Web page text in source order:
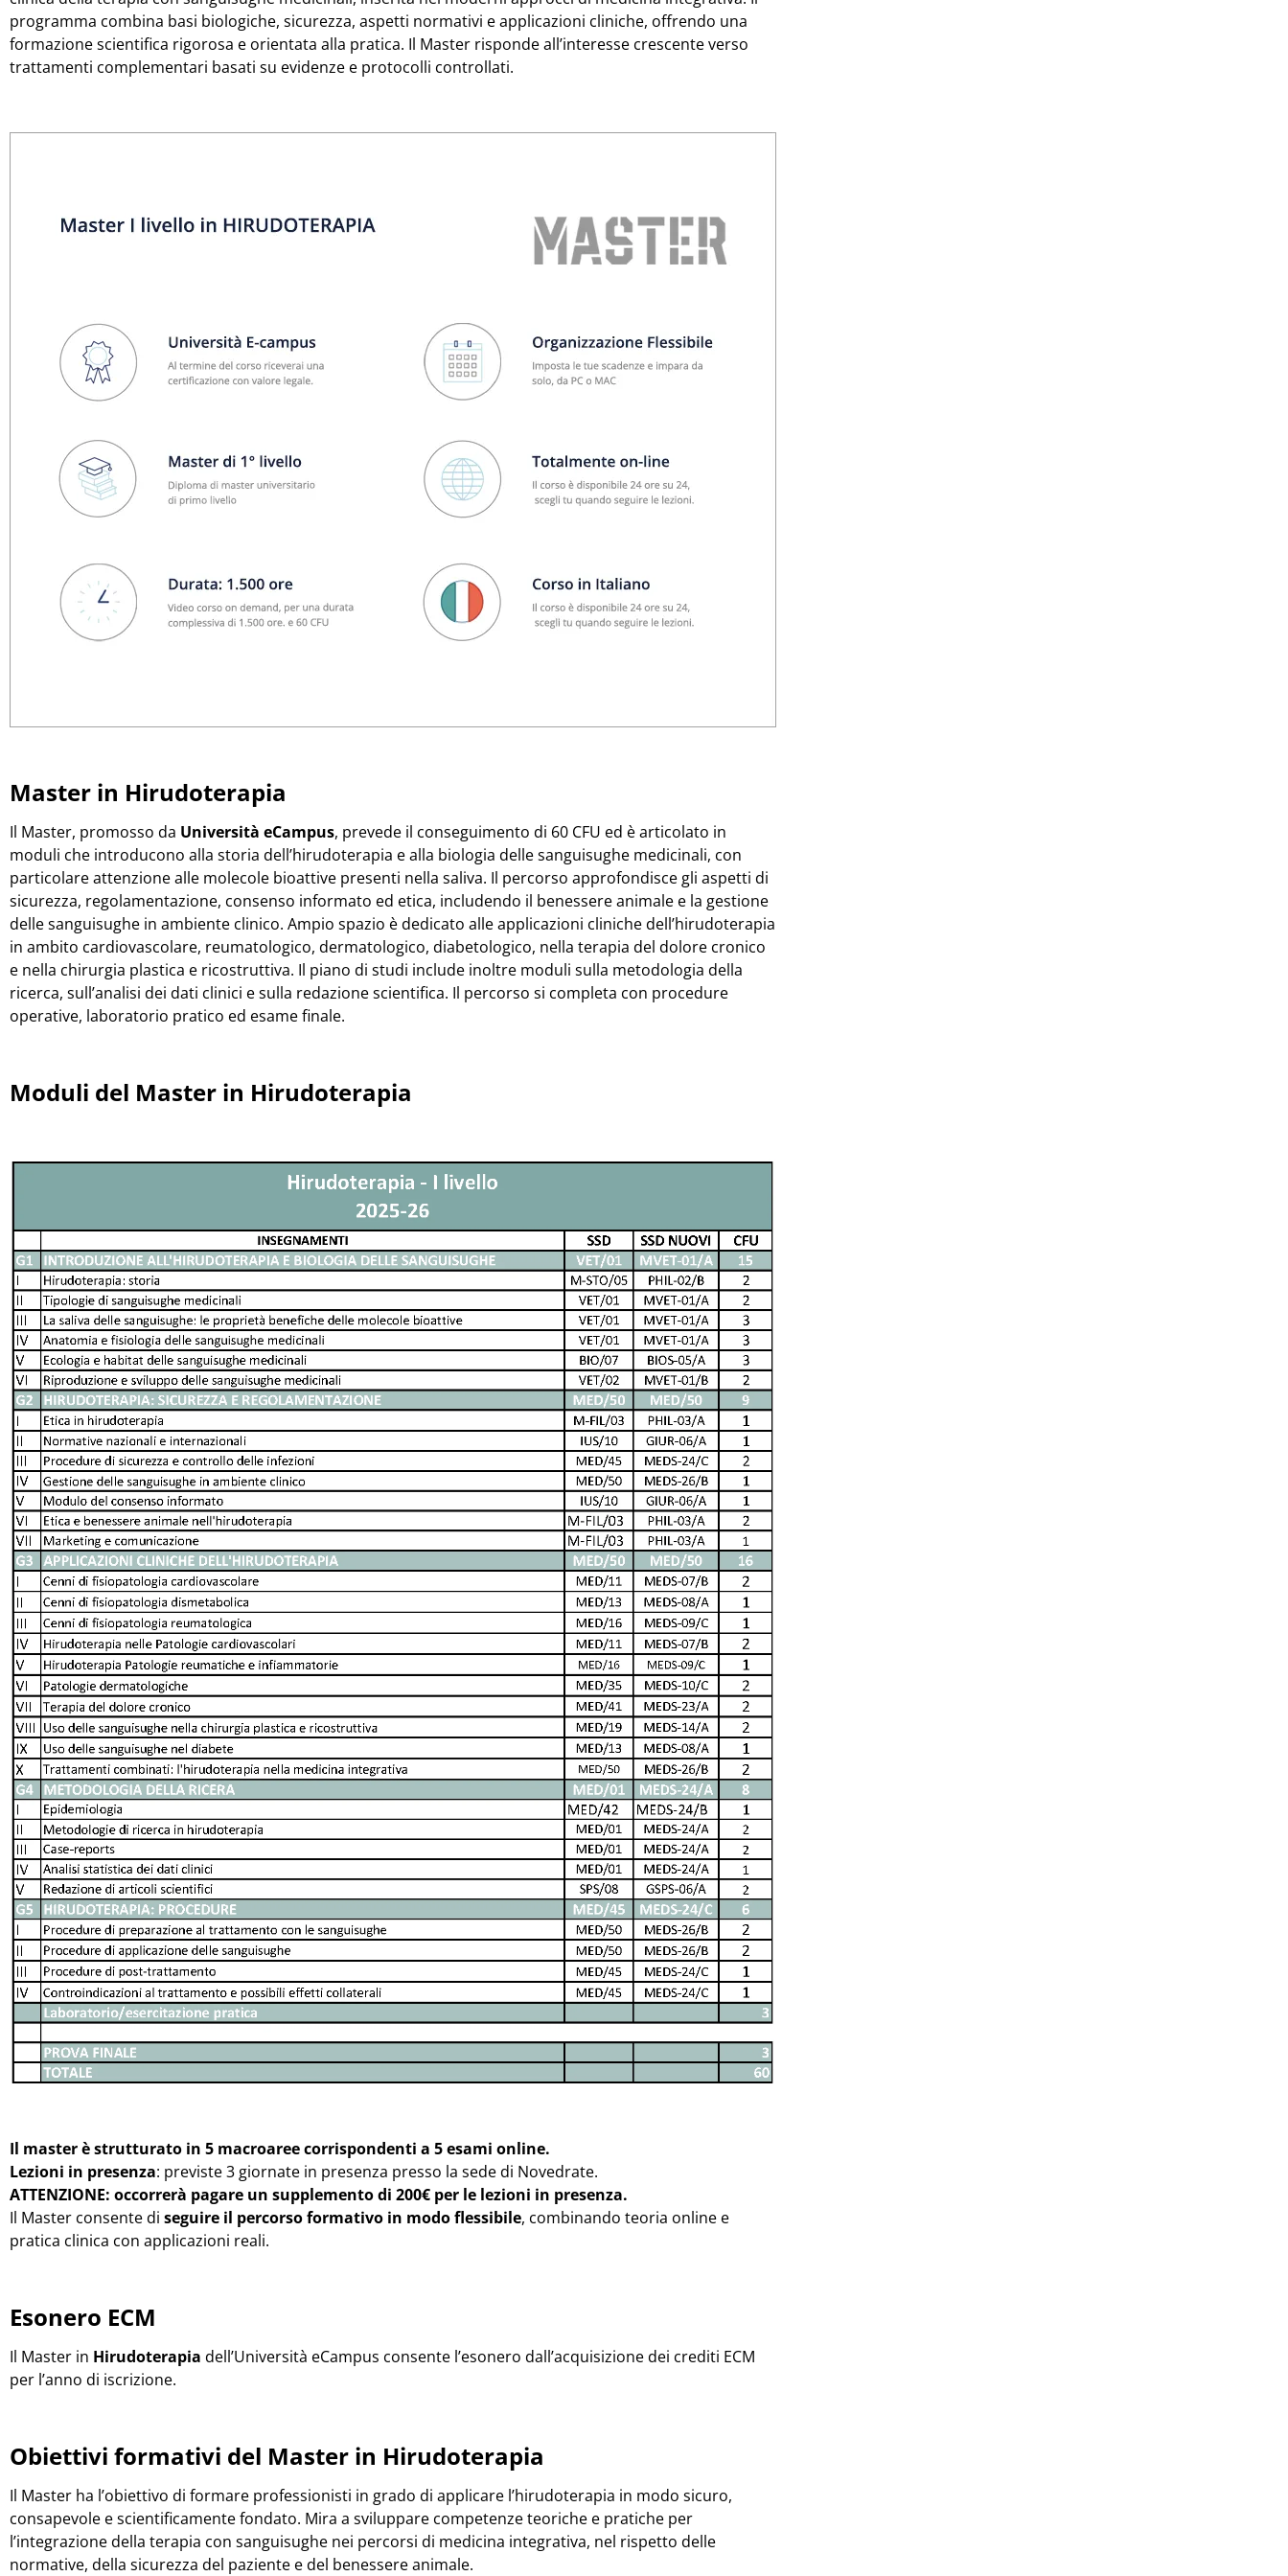
programma combina basi biologiche, sicurezza, aspetti normativi e applicazioni cliniche, offrendo una
formazione scientifica rigorosa e orientata alla pratica. Il Master risponde all’interesse crescente verso
trattamenti complementari basati su evidenze e protocolli controllati.
Master in Hirudoterapia
Il Master, promosso da Università eCampus, prevede il conseguimento di 60 CFU ed è articolato in
moduli che introducono alla storia dell’hirudoterapia e alla biologia delle sanguisughe medicinali, con
particolare attenzione alle molecole bioattive presenti nella saliva. Il percorso approfondisce gli aspetti di
sicurezza, regolamentazione, consenso informato ed etica, includendo il benessere animale e la gestione
delle sanguisughe in ambiente clinico. Ampio spazio è dedicato alle applicazioni cliniche dell’hirudoterapia
in ambito cardiovascolare, reumatologico, dermatologico, diabetologico, nella terapia del dolore cronico
e nella chirurgia plastica e ricostruttiva. Il piano di studi include inoltre moduli sulla metodologia della
ricerca, sull’analisi dei dati clinici e sulla redazione scientifica. Il percorso si completa con procedure
operative, laboratorio pratico ed esame finale.
Moduli del Master in Hirudoterapia
Il master è strutturato in 5 macroaree corrispondenti a 5 esami online.
Lezioni in presenza: previste 3 giornate in presenza presso la sede di Novedrate.
ATTENZIONE: occorrerà pagare un supplemento di 200€ per le lezioni in presenza.
Il Master consente di seguire il percorso formativo in modo flessibile, combinando teoria online e
pratica clinica con applicazioni reali.
Esonero ECM
Il Master in Hirudoterapia dell’Università eCampus consente l’esonero dall’acquisizione dei crediti ECM
per l’anno di iscrizione.
Obiettivi formativi del Master in Hirudoterapia
Il Master ha l’obiettivo di formare professionisti in grado di applicare l’hirudoterapia in modo sicuro,
consapevole e scientificamente fondato. Mira a sviluppare competenze teoriche e pratiche per
l’integrazione della terapia con sanguisughe nei percorsi di medicina integrativa, nel rispetto delle
normative, della sicurezza del paziente e del benessere animale.